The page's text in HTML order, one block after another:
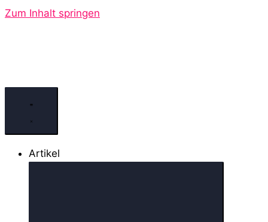
Zum Inhalt springen
Artikel